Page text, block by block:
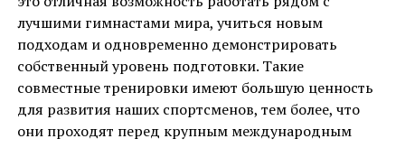
лучшими гимнастами мира, учиться новым
подходам и одновременно демонстрировать
собственный уровень подготовки. Такие
совместные тренировки имеют большую ценность
для развития наших спортсменов, тем более, что
они проходят перед крупным международным